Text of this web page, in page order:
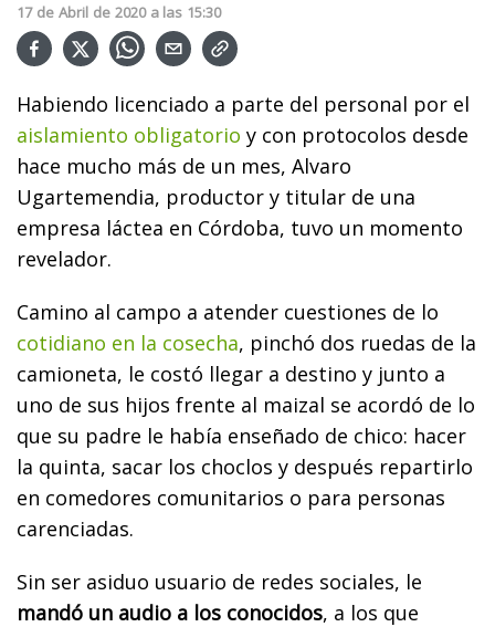
17 de Abril de 2020 a las 15:30
Habiendo licenciado a parte del personal por el
aislamiento obligatorio y con protocolos desde
hace mucho más de un mes, Alvaro
Ugartemendia, productor y titular de una
empresa láctea en Córdoba, tuvo un momento
revelador.
Camino al campo a atender cuestiones de lo
cotidiano en la cosecha, pinchó dos ruedas de la
camioneta, le costó llegar a destino y junto a
uno de sus hijos frente al maizal se acordó de lo
que su padre le había enseñado de chico: hacer
la quinta, sacar los choclos y después repartirlo
en comedores comunitarios o para personas
carenciadas.
Sin ser asiduo usuario de redes sociales, le
mandó un audio a los conocidos, a los que